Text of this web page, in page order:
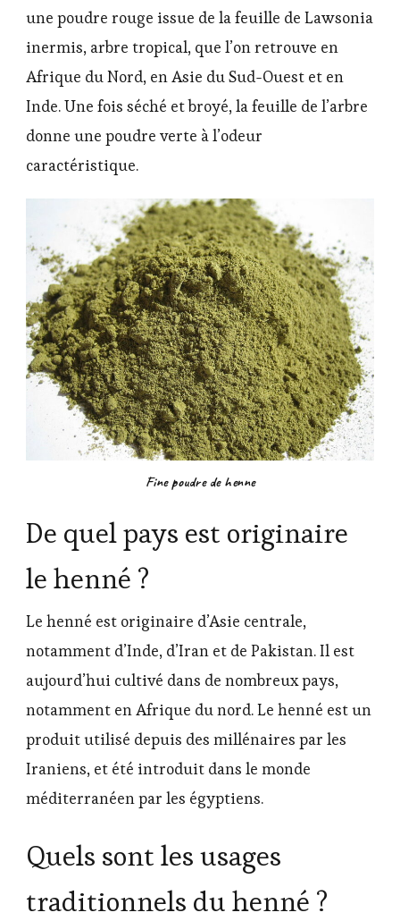
une poudre rouge issue de la feuille de Lawsonia
inermis, arbre tropical, que l’on retrouve en
Afrique du Nord, en Asie du Sud-Ouest et en
Inde. Une fois séché et broyé, la feuille de l’arbre
donne une poudre verte à l’odeur
caractéristique.
Fine poudre de henne
De quel pays est originaire
le henné ?
Le henné est originaire d’Asie centrale,
notamment d’Inde, d’Iran et de Pakistan. Il est
aujourd’hui cultivé dans de nombreux pays,
notamment en Afrique du nord. Le henné est un
produit utilisé depuis des millénaires par les
Iraniens, et été introduit dans le monde
méditerranéen par les égyptiens.
Quels sont les usages
traditionnels du henné ?